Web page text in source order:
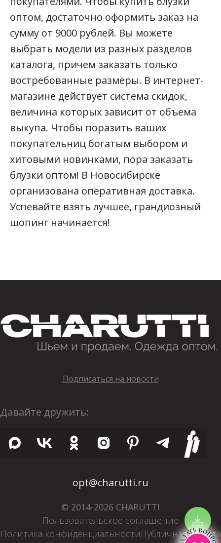
ЗАДАТЬ ВОПРОС
оптом, достаточно оформить заказ на
сумму от 9000 рублей. Вы можете
выбрать модели из разных разделов
каталога, причем заказать только
востребованные размеры. В интернет-
магазине действует система скидок,
величина которых зависит от объема
выкупа. Чтобы поразить ваших
покупательниц богатым выбором и
хитовыми новинками, пора заказать
блузки оптом! В Новосибирске
организована оперативная доставка.
Успевайте взять лучшее, грандиозный
шопинг начинается!
Подписаться на новости
Давайте дружить:
opt@charutti.ru
© 2014-2026 CHARUTTI
Пользовательское соглашение
Политика конфиденциальностиПубличная оферта